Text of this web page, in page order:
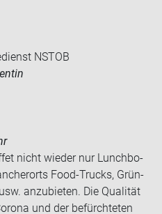
NSTOB
nicht wie­der nur Lunch­bo­
Food-​Trucks, Grün­
an­zu­bie­ten. Die Qua­li­tät
und der be­fürch­te­ten